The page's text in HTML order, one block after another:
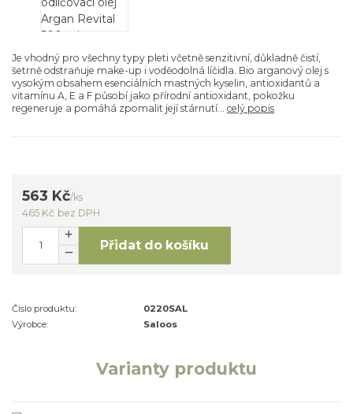
Je vhodný pro všechny typy pleti včetně senzitivní, důkladně čistí,
šetrně odstraňuje make-up i voděodolná líčidla. Bio arganový olej s
vysokým obsahem esenciálních mastných kyselin, antioxidantů a
vitamínu A, E a F působí jako přírodní antioxidant, pokožku
regeneruje a pomáhá zpomalit její stárnutí... celý popis
563 Kč/ks
465 Kč bez DPH
Přidat do košíku
Číslo produktu:
0220SAL
Výrobce:
Saloos
Varianty produktu